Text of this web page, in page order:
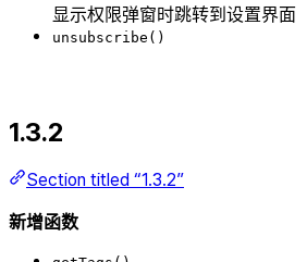
显示权限弹窗时跳转到设置界面
unsubscribe()
1.3.2
Section titled “1.3.2”
新增函数